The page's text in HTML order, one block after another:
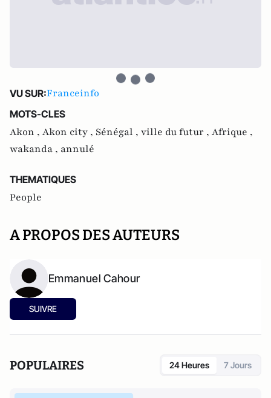
VU SUR:Franceinfo
MOTS-CLES
Akon , Akon city , Sénégal , ville du futur , Afrique ,
wakanda , annulé
THEMATIQUES
People
A PROPOS DES AUTEURS
Emmanuel Cahour
SUIVRE
POPULAIRES 24 Heures 7 Jours